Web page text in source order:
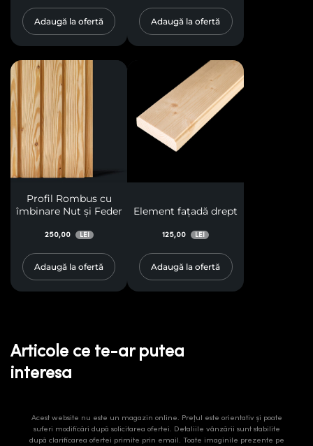
Adaugă la ofertă Adaugă la ofertă
Profil Rombus cu
îmbinare Nut și Feder
250,00 LEI
Adaugă la ofertă
Element fațadă drept
125,00 LEI
Adaugă la ofertă
Articole ce te-ar putea
interesa
Acest website nu este un magazin online. Prețul este orientativ și poate
suferi modificări după solicitarea ofertei. Detaliile vânzării sunt stabilite
după clarificarea ofertei primite prin email. Toate imaginile prezente pe